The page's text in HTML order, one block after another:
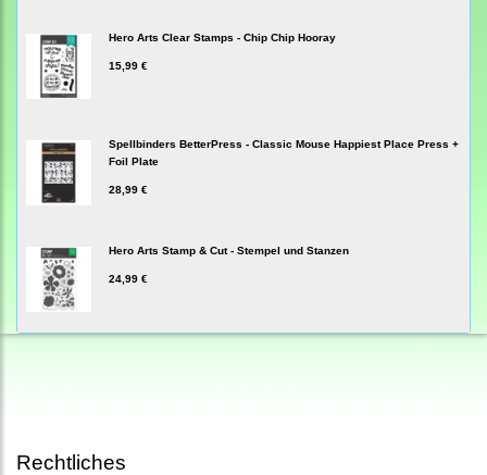
Hero Arts Clear Stamps - Chip Chip Hooray
15,99 €
Spellbinders BetterPress - Classic Mouse Happiest Place Press +
Foil Plate
28,99 €
Hero Arts Stamp & Cut - Stempel und Stanzen
24,99 €
Rechtliches